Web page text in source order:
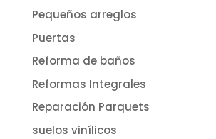
Pequeños arreglos
Puertas
Reforma de baños
Reformas Integrales
Reparación Parquets
suelos vinílicos